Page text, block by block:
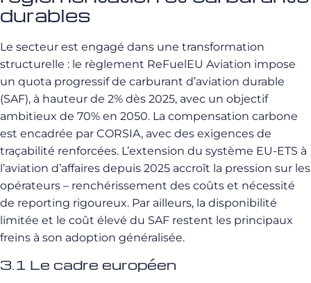
durables
Le secteur est engagé dans une transformation
structurelle : le règlement ReFuelEU Aviation impose
un quota progressif de carburant d’aviation durable
(SAF), à hauteur de 2% dès 2025, avec un objectif
ambitieux de 70% en 2050. La compensation carbone
est encadrée par CORSIA, avec des exigences de
traçabilité renforcées. L’extension du système EU-ETS à
l’aviation d’affaires depuis 2025 accroît la pression sur les
opérateurs – renchérissement des coûts et nécessité
de reporting rigoureux. Par ailleurs, la disponibilité
limitée et le coût élevé du SAF restent les principaux
freins à son adoption généralisée.
3.1 Le cadre européen